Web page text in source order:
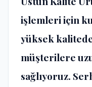
işlemleri için
yüksek
müşterilere
sağlıyoruz.